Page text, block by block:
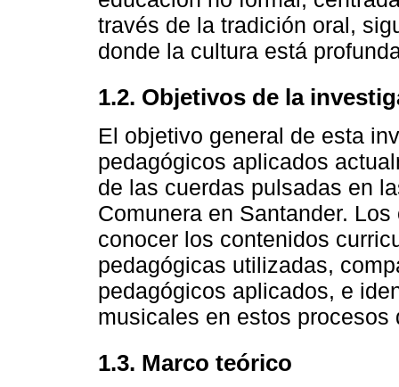
través de la tradición oral,
donde la cultura está
1.2. Objetivos de la
El objetivo general de esta
pedagógicos aplicados
de las cuerdas pulsadas en
Comunera en Santander.
conocer los contenidos
pedagógicas utilizadas,
pedagógicos aplicados, e
musicales en estos procesos
1.3. Marco teórico